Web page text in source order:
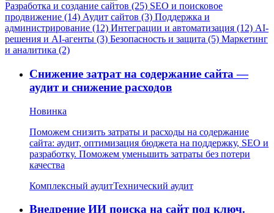
Разработка и создание сайтов (25) SEO и поисковое
продвижение (14) Аудит сайтов (3) Поддержка и
администрирование (12) Интеграции и автоматизация (12) AI-
решения и AI-агенты (3) Безопасность и защита (5) Маркетинг
и аналитика (2)
Снижение затрат на содержание сайта —
аудит и снижение расходов
Новинка
Поможем снизить затраты и расходы на содержание
сайта: аудит, оптимизация бюджета на поддержку, SEO и
разработку. Поможем уменьшить затраты без потери
качества
Комплексный аудитТехнический аудит
Внедрение ИИ поиска на сайт под ключ.